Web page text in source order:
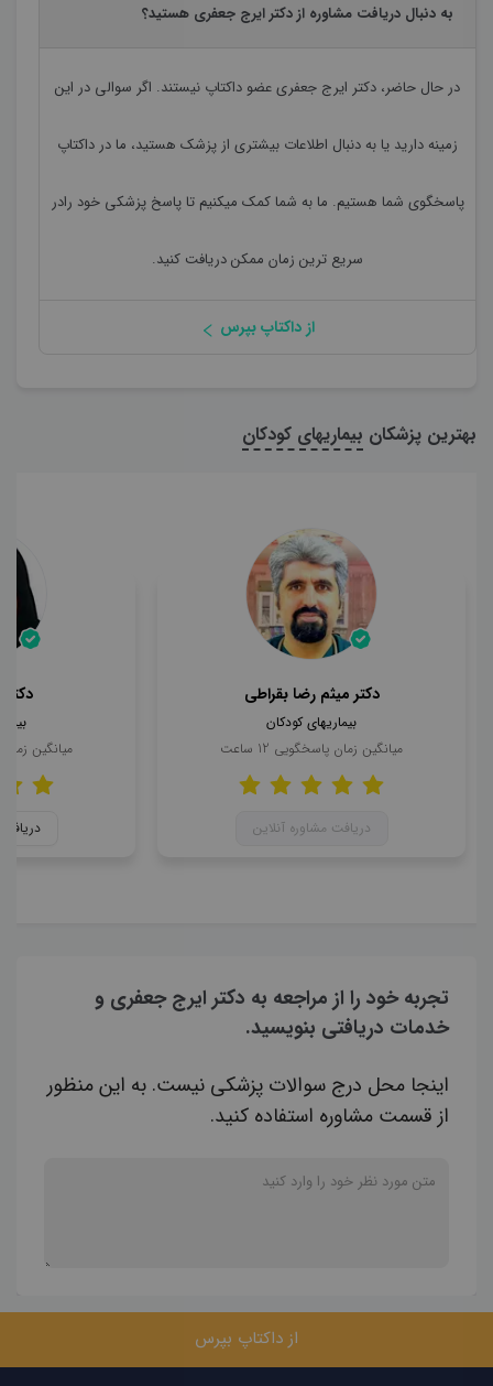
به دنبال دریافت مشاوره از دکتر ایرج جعفری هستید؟
در حال حاضر، دکتر ایرج جعفریعضو داکتاپ نیستند. اگر سوالی در این
زمینه دارید یا به دنبال اطلاعات بیشتری از پزشک هستید، ما در داکتاپ
پاسخگوی شما هستیم. ما به شما کمک میکنیم تا پاسخ پزشکی خود رادر
سریع ترین زمان ممکن دریافت کنید.
از داکتاپ بپرس
بهترین پزشکان بیماریهای کودکان
دکتر میثم رضا بقراطی
بیماریهای کودکان
میانگین زمان پاسخگویی 12 ساعت
دریافت مشاوره آنلاین
میانگین
تجربه خود را از مراجعه به دکتر ایرج جعفری و
خدمات دریافتی بنویسید.
اینجا محل درج سوالات پزشکی نیست. به این منظور
از قسمت مشاوره استفاده کنید.
از داکتاپ بپرس